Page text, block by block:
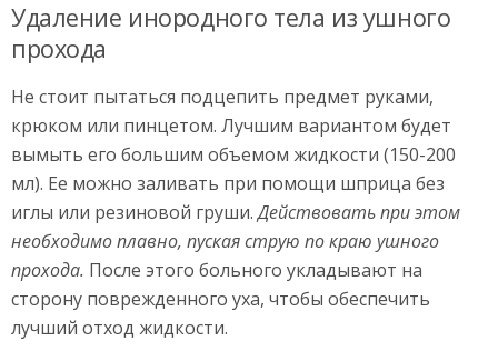
Удаление инородного тела из ушного
прохода
Не стоит пытаться подцепить предмет руками,
крюком или пинцетом. Лучшим вариантом будет
вымыть его большим объемом жидкости (150-200
мл). Ее можно заливать при помощи шприца без
иглы или резиновой груши.Действовать при этом
необходимо плавно, пуская струю по краю ушного
прохода. После этого больного укладывают на
сторону поврежденного уха, чтобы обеспечить
лучший отход жидкости.